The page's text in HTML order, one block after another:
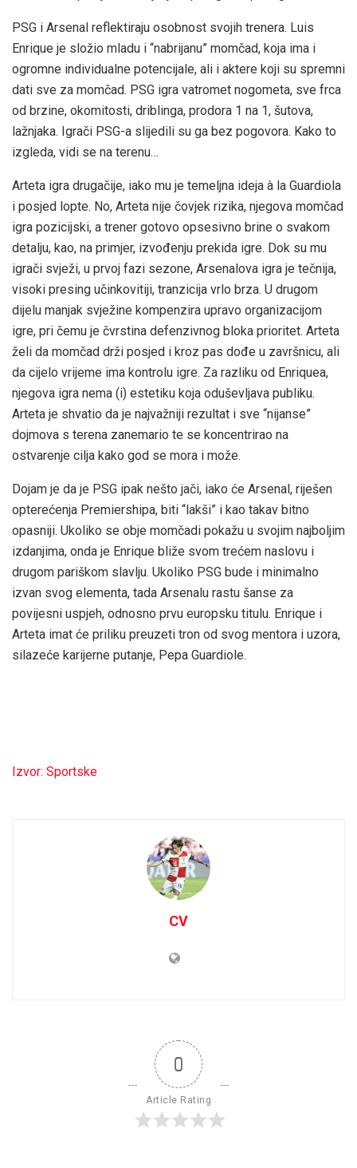
PSG i Arsenal reflektiraju osobnost svojih trenera. Luis
Enrique je složio mladu i “nabrijanu” momčad, koja ima i
ogromne individualne potencijale, ali i aktere koji su spremni
dati sve za momčad. PSG igra vatromet nogometa, sve frca
od brzine, okomitosti, driblinga, prodora 1 na 1, šutova,
lažnjaka. Igrači PSG-a slijedili su ga bez pogovora. Kako to
izgleda, vidi se na terenu…
Arteta igra drugačije, iako mu je temeljna ideja à la Guardiola
i posjed lopte. No, Arteta nije čovjek rizika, njegova momčad
igra pozicijski, a trener gotovo opsesivno brine o svakom
detalju, kao, na primjer, izvođenju prekida igre. Dok su mu
igrači svježi, u prvoj fazi sezone, Arsenalova igra je tečnija,
visoki presing učinkovitiji, tranzicija vrlo brza. U drugom
dijelu manjak svježine kompenzira upravo organizacijom
igre, pri čemu je čvrstina defenzivnog bloka prioritet. Arteta
želi da momčad drži posjed i kroz pas dođe u završnicu, ali
da cijelo vrijeme ima kontrolu igre. Za razliku od Enriquea,
njegova igra nema (i) estetiku koja oduševljava publiku.
Arteta je shvatio da je najvažniji rezultat i sve “nijanse”
dojmova s terena zanemario te se koncentrirao na
ostvarenje cilja kako god se mora i može.
Dojam je da je PSG ipak nešto jači, iako će Arsenal, riješen
opterećenja Premiershipa, biti “lakši” i kao takav bitno
opasniji. Ukoliko se obje momčadi pokažu u svojim najboljim
izdanjima, onda je Enrique bliže svom trećem naslovu i
drugom pariškom slavlju. Ukoliko PSG bude i minimalno
izvan svog elementa, tada Arsenalu rastu šanse za
povijesni uspjeh, odnosno prvu europsku titulu. Enrique i
Arteta imat će priliku preuzeti tron od svog mentora i uzora,
silazeće karijerne putanje, Pepa Guardiole.
Izvor: Sportske
CV
0
Article Rating